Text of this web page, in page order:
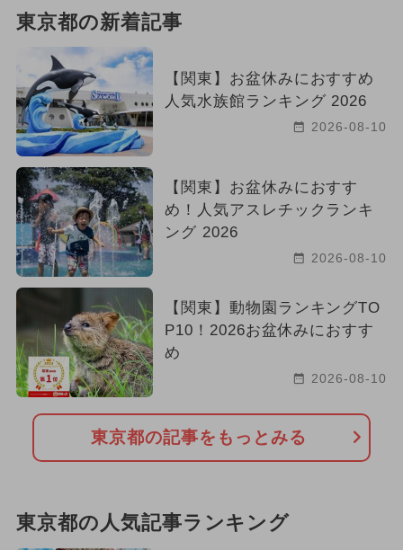
東京都の新着記事
【関東】お盆休みにおすすめ
人気水族館ランキング 2026
2026-08-10
【関東】お盆休みにおすす
め！人気アスレチックランキ
ング 2026
2026-08-10
【関東】動物園ランキングTO
P10！2026お盆休みにおすす
め
2026-08-10
東京都の記事をもっとみる
東京都の人気記事ランキング